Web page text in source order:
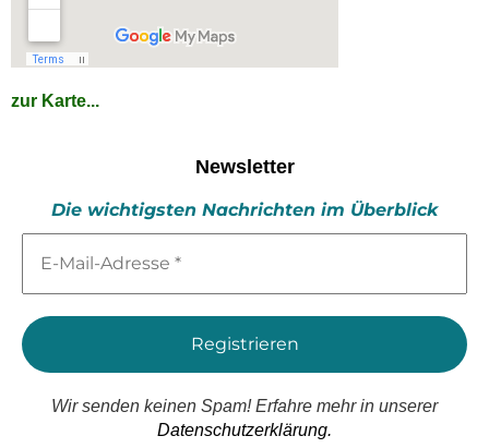
zur Karte...
Newsletter
Die wichtigsten Nachrichten im Überblick
Mail-
*
Wir senden keinen Spam! Erfahre mehr in unserer
Datenschutzerklärung.